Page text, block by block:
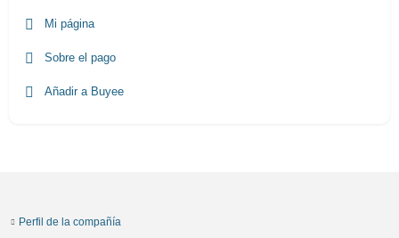
Mi página
Sobre el pago
Añadir a Buyee
Perfil de la compañía